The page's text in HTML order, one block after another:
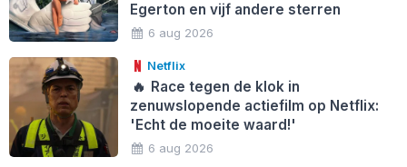
Egerton en vijf andere sterren
6 aug 2026
Netflix
🔥 Race tegen de klok in
zenuwslopende actiefilm op Netflix:
'Echt de moeite waard!'
6 aug 2026